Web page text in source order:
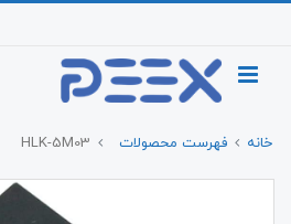
خانه فهرست محصولات HLK-5M03